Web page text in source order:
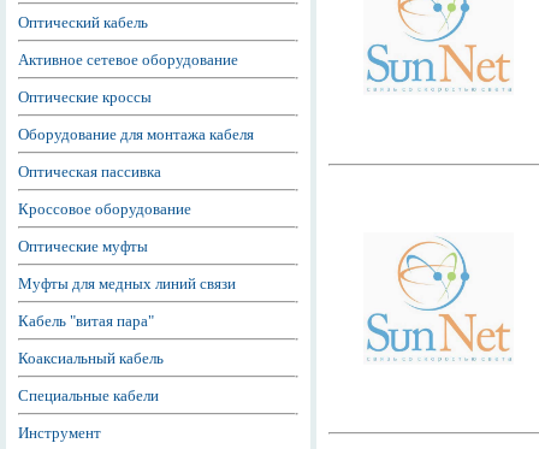
Оптический кабель
Активное сетевое оборудование
Оптические кроссы
Оборудование для монтажа кабеля
Оптическая пассивка
Кроссовое оборудование
Оптические муфты
Муфты для медных линий связи
Кабель "витая пара"
Коаксиальный кабель
Специальные кабели
Инструмент